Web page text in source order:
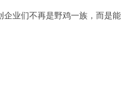
业们不再是野鸡一族，而是能